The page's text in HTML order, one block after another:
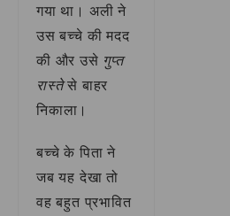
गया था। अली ने
उस बच्चे की मदद
की और उसे गुप्त
रास्तेसे बाहर
निकाला।
बच्चे के पिता ने
जब यह देखा तो
वह बहुत प्रभावित